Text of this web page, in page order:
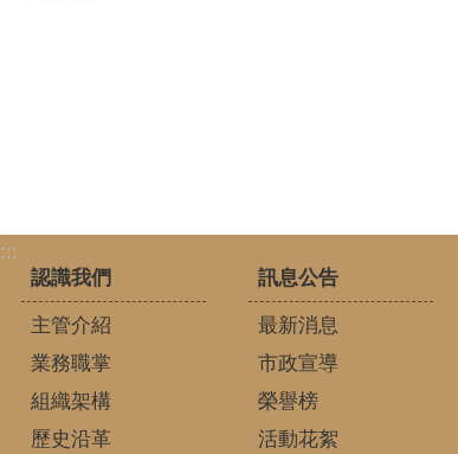
:::
認識我們
主管介紹
業務職掌
組織架構
歷史沿革
訊息公告
最新消息
市政宣導
榮譽榜
活動花絮